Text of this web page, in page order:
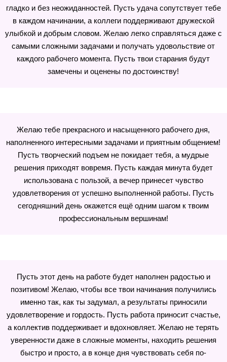
гладко и без неожиданностей. Пусть удача сопутствует тебе
в каждом начинании, а коллеги поддерживают дружеской
улыбкой и добрым словом. Желаю легко справляться даже с
самыми сложными задачами и получать удовольствие от
каждого рабочего момента. Пусть твои старания будут
замечены и оценены по достоинству!
Желаю тебе прекрасного и насыщенного рабочего дня,
наполненного интересными задачами и приятным общением!
Пусть творческий подъем не покидает тебя, а мудрые
решения приходят вовремя. Пусть каждая минута будет
использована с пользой, а вечер принесет чувство
удовлетворения от успешно выполненной работы. Пусть
сегодняшний день окажется ещё одним шагом к твоим
профессиональным вершинам!
Пусть этот день на работе будет наполнен радостью и
позитивом! Желаю, чтобы все твои начинания получились
именно так, как ты задумал, а результаты приносили
удовлетворение и гордость. Пусть работа приносит счастье,
а коллектив поддерживает и вдохновляет. Желаю не терять
уверенности даже в сложные моменты, находить решения
быстро и просто, а в конце дня чувствовать себя по-